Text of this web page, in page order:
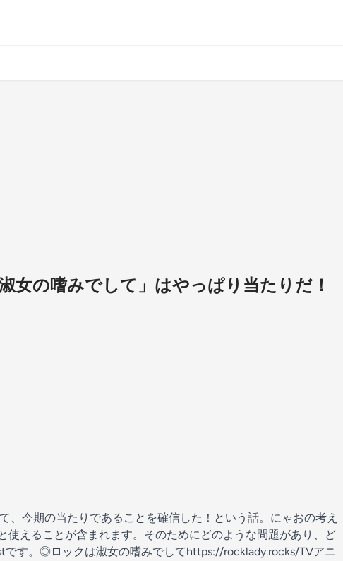
女の嗜みでして」はやっぱり当たりだ！
、今期の当たりであることを確信した！という話。にゃおの考え
使えることが含まれます。そのためにどのような問題があり、ど
です。◎ロックは淑女の嗜みでしてhttps://rocklady.rocks/TVアニ